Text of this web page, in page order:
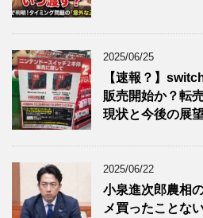
2025/06/25
【速報？】
販売開始か？転
現状と今後の展
2025/06/22
小泉進次郎農相
メ買ったことな